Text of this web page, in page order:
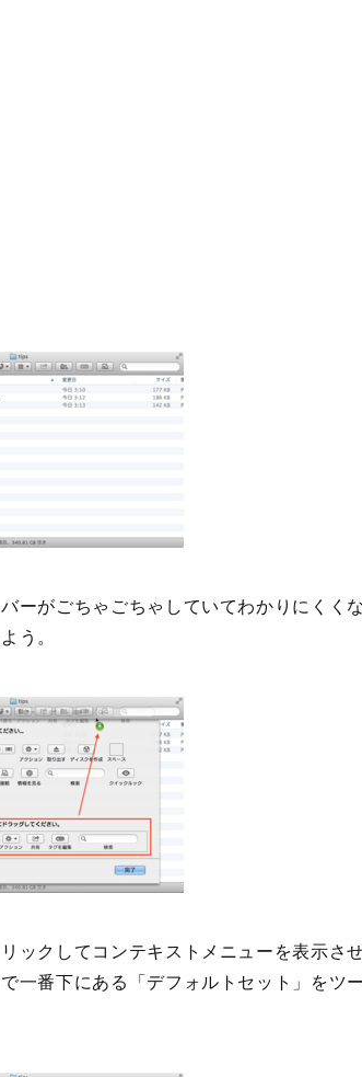
ーがごちゃごちゃしていてわかりにくく
う。
ックしてコンテキストメニューを表示さ
一番下にある「デフォルトセット」をツ